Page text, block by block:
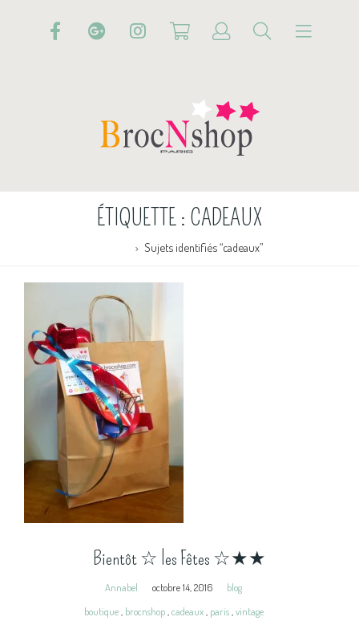
ÉTIQUETTE : CADEAUX
Sujets identifiés “cadeaux”
Bientôt ☆ les Fêtes ☆★★
Annabel octobre 14, 2016
blog
boutique, brocnshop, cadeaux, paris, vintage